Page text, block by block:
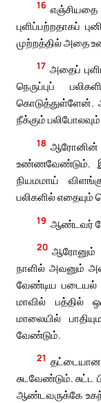
16
புளிப்பற்றதாகப்
முற்றத்தில் அதை
17 அதைப்
நெருப்புப்
கொடுத்துள்ளேன்.
நீக்கும்
18
உண்ணவேண்டும்.
நியமமாய்
பலிகளில்
19 ஆண்டவர்
20 ஆரோனும்
நாளில் அவனும்
வேண்டிய படையல்
மாவில் பத்தில்
மாலையில்
வேண்டும்.
21
சுடவேண்டும்.
ஆண்டவருக்கே